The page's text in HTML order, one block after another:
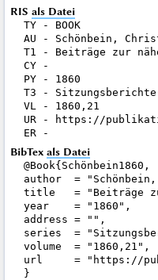
RIS als Datei
TY - BOOK
AU - Schönbein,
T1 - Beiträge zur
CY -
PY - 1860
T3 - Sitzungsberichte
VL - 1860,21
UR - https://
BibTex als Datei
@Book{Schönbein1860,
author  =
title   = "Beiträge
year    = "1860",
address = "",
series  =
volume  = "1860,21",
url     = "https://